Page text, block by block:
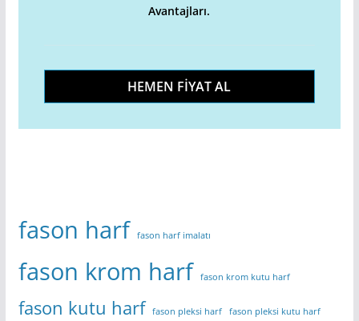
Avantajları.
HEMEN FİYAT AL
fason harf fason harf imalatı
fason krom harf fason krom kutu harf
fason kutu harf fason pleksi harf fason pleksi kutu harf